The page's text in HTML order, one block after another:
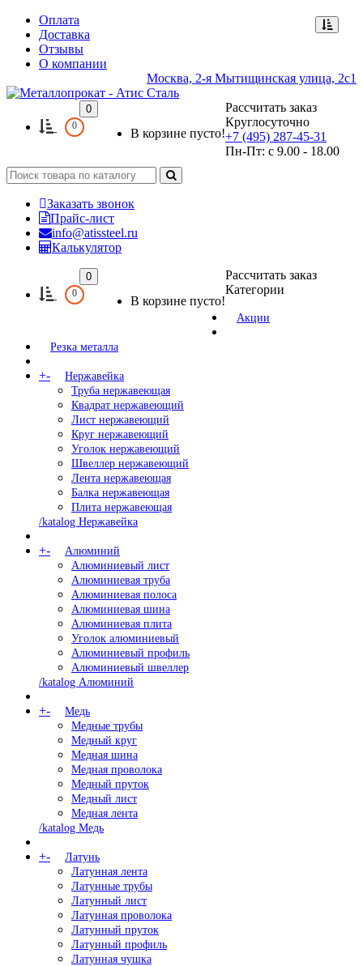
Оплата
Доставка
Отзывы
О компании
Москва, 2-я Мытищинская улица, 2с1
0
0
В корзине пусто!
Рассчитать заказ
Круглосуточно
+7 (495) 287-45-31
Пн-Пт: с 9.00 - 18.00
Заказать звонок
Прайс-лист
info@atissteel.ru
Калькулятор
0
0
В корзине пусто!
Рассчитать заказ
Категории
Акции
Резка металла
+-
Нержавейка
Труба нержавеющая
Квадрат нержавеющий
Лист нержавеющий
Круг нержавеющий
Уголок нержавеющий
Швеллер нержавеющий
Лента нержавеющая
Балка нержавеющая
Плита нержавеющая
/katalog Нержавейка
+-
Алюминий
Алюминиевый лист
Алюминиевая труба
Алюминиевая полоса
Алюминиевая шина
Алюминиевая плита
Уголок алюминиевый
Алюминиевый профиль
Алюминиевый швеллер
/katalog Алюминий
+-
Медь
Медные трубы
Медный круг
Медная шина
Медная проволока
Медный пруток
Медный лист
Медная лента
/katalog Медь
+-
Латунь
Латунная лента
Латунные трубы
Латунный лист
Латунная проволока
Латунный пруток
Латунный профиль
Латунная чушка